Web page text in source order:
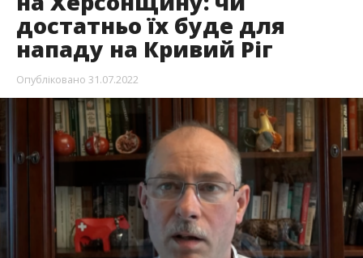
достатньо їх буде для
нападу на Кривий Ріг
Опубліковано 31.07.2022